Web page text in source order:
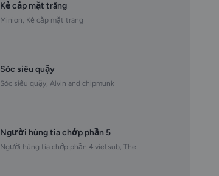
Kẻ cắp mặt trăng
Minion, Kẻ cắp mặt trăng
Sóc siêu quậy
Sóc siêu quậy, Alvin and chipmunk
Người hùng tia chớp phần 5
Người hùng tia chớp phần 4 vietsub, The...